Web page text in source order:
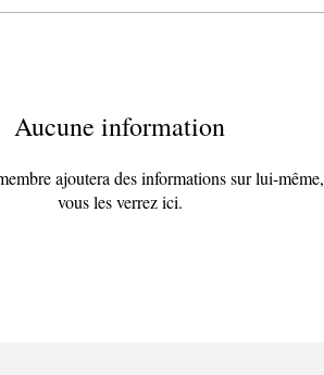
Aucune information
ajoutera des informations sur lui-même,
vous les verrez ici.